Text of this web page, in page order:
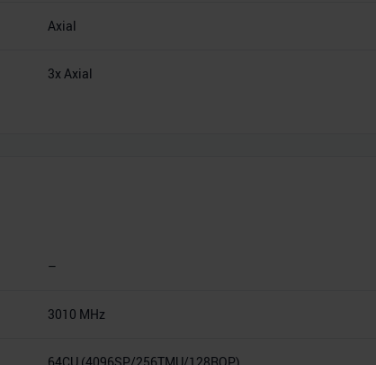
Axial
3x Axial
–
3010 MHz